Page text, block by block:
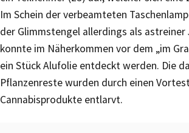
Im Schein der verbeamteten
der Glimmstengel allerdings als astreiner
konnte im Näherkommen vor dem „im
ein Stück Alufolie entdeckt werden. Die
Pflanzenreste wurden durch einen
Cannabisprodukte entlarvt.